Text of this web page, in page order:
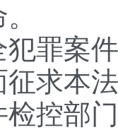
罪案
求本
控部